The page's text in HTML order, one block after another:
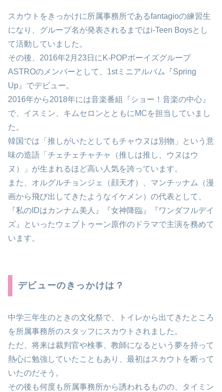
スカウトをきっかけに所属事務所であるfantagioの練習生
になり、グループ名が発表されるまではi-Teen Boysとし
て活動していました。
その後、2016年2月23日にK-POPボーイズグループ
ASTROのメンバーとして、1stミニアルバム『Spring
Up』でデビュー。
2016年から2018年には音楽番組『ショー！音楽の中心』
で、イスミン、キムセロンとともにMCを担当していまし
た。
韓国では「推しがいたとしてもチャウヌは別物」という意
味の造語「チェチェチャチャ（推しは推し、ウヌはウ
ヌ）」が生まれるほど高い人気を誇っています。
また、オルグルチョンジェ（顔天才）、マンチッナム（漫
画から飛び出してきたようなイケメン）の代表として、
『私のIDはカンナム美人』『女神降臨』『ワンダフルデイ
ズ』といったウェブトゥーン原作のドラマで主演を務めて
います。
デビューのきっかけは？
中学三年生のときの文化祭で、トイレから出てきたところ
を所属事務所のスタッフにスカウトされました。
ただ、将来は裁判官や検事、教師になるという夢を持って
熱心に勉強していたこともあり、最初はスカウトを断って
いたのだそう。
その後も何度も所属事務所から誘われるものの、タイミン